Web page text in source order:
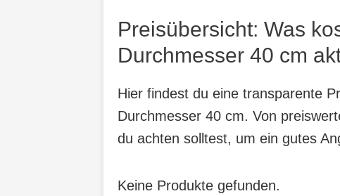
Preisübersicht: Was
Durchmesser 40 cm
Hier findest du eine transparente
Durchmesser 40 cm. Von
du achten solltest, um ein gutes
Keine Produkte gefunden.